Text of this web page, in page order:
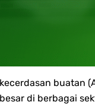
di berbagai